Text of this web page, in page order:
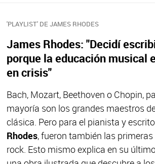
'PLAYLIST' DE JAMES RHODES
James Rhodes: "Decidí
porque la educación musical
en crisis"
Bach, Mozart, Beethoven o Chopin,
mayoría son los grandes maestros
clásica. Pero para el pianista y
Rhodes, fueron también las
rock. Esto mismo explica en su